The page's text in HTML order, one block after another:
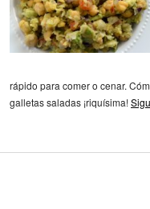
rápido para comer o cenar.
galletas saladas ¡riquísima!